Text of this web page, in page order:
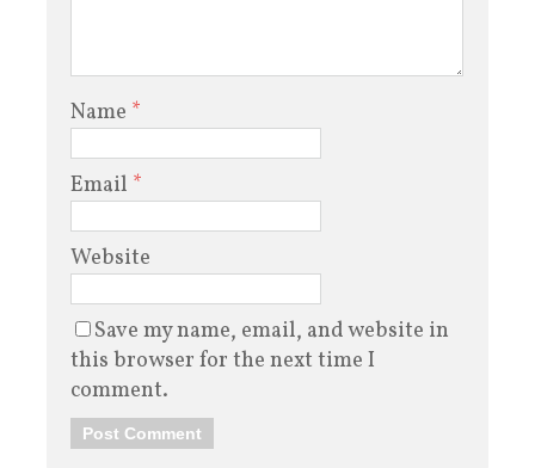
Name *
Email *
Website
Save my name, email, and website in
this browser for the next time I
comment.